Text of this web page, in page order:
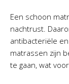
Een schoon
nachtrust.
antibacteriële
matrassen zijn
te gaan, wat